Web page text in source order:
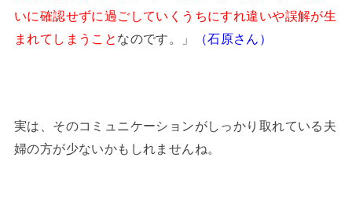
いに確認せずに過ごしていくうちにすれ違いや誤解が生
まれてしまうこと なのです。」 （石原さん）
実は、そのコミュニケーションがしっかり取れている夫
婦の方が少ないかもしれませんね。